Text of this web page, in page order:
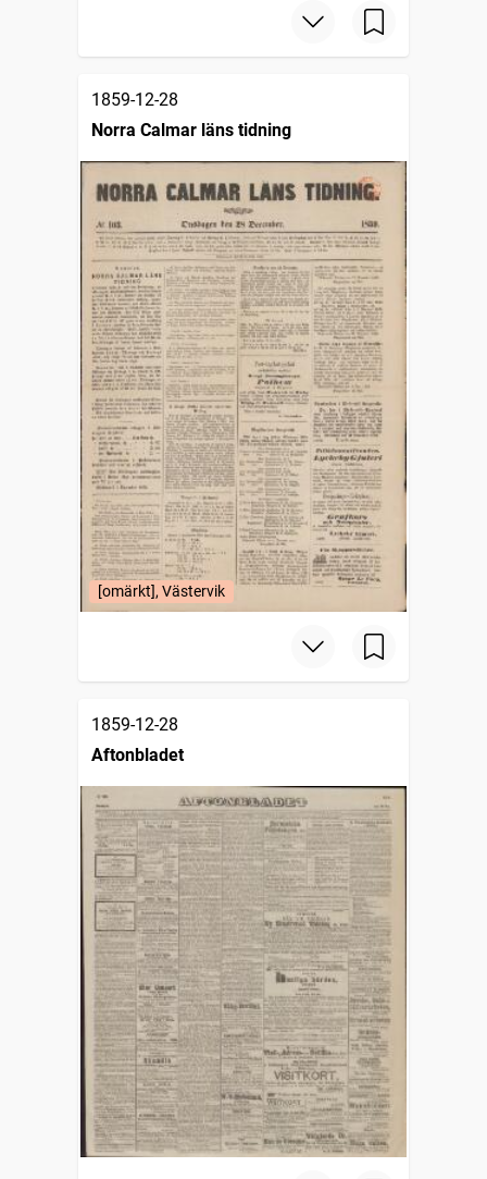
1859-12-28
Norra Calmar läns tidning
[omärkt], Västervik
1859-12-28
Aftonbladet